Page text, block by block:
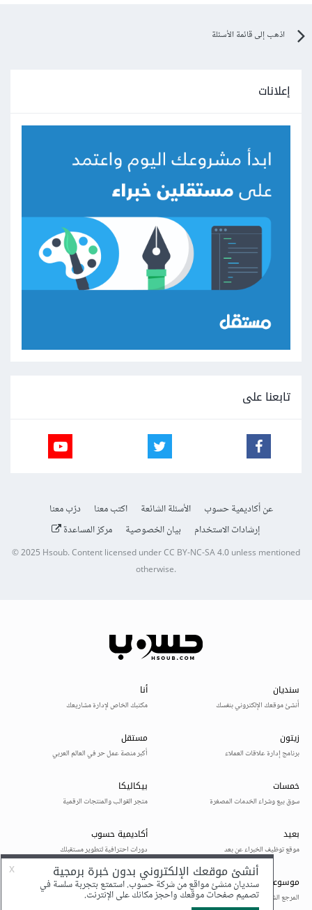
اذهب إلى قائمة الأسئلة
إعلانات
تابعنا على
عن أكاديمية حسوب الأسئلة الشائعة اكتب معنا
درّب معنا
إرشادات الاستخدام
بيان الخصوصية مركز المساعدة
© 2025Hsoub.Content licensed underCC BY-NC-SA 4.0unless mentioned
otherwise.